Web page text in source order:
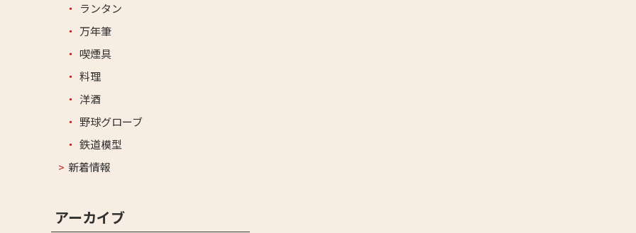
ランタン
万年筆
喫煙具
料理
洋酒
野球グローブ
鉄道模型
新着情報
アーカイブ